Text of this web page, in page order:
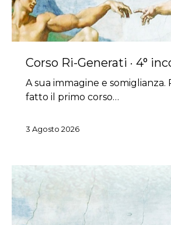
Corso Ri-Generati · 4°
A sua immagine e somiglianza.
fatto il primo corso…
3 Agosto 2026